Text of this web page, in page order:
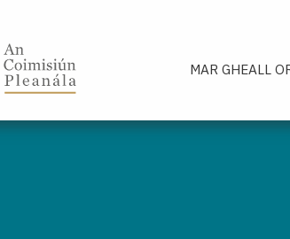
MAR GHEALL